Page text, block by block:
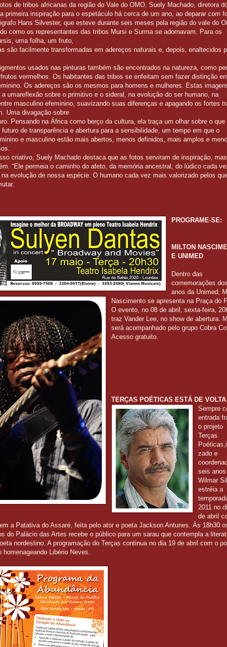
de tribos africanas da região do Vale do OMO. Suely Machado, diretora
primeira inspiração para o espetáculo há cerca de um ano, ao deparar com
Hans Silvester, que esteve durante seis meses pela região do vale do
como os representantes das tribos Mursi e Surma se adornavam. Para os
uma folha, um fruto,
são facilmente transformadas em adereços naturais e, depois, enaltecidos
usados nas pinturas também são encontrados na natureza, como
vermelhos. Os habitantes das tribos se enfeitam sem fazer distinção
Os adereços são os mesmos para homens e mulheres. Estas
umareflexão sobre o primitivo e o sideral, na evolução do ser humano, na
masculino efeminino, suavizando suas diferenças e apagando os fortes
Uma divagação sobre
Pensando na África como berço da cultura, ela traça um olhar sobre o que
de transparência e abertura para a sensibilidade, um tempo em que o
e masculino estão mais abertos, menos definidos, mais amplos e
criativo, Suely Machado destaca que as fotos serviram de inspiração,
“Ele permeia o caminho do afeto, da memória ancestral, do lúdico cada
evolução de nossa espécie. O humano cada vez mais valorizado pelos
PROGRAME-SE:
MILTON
E UNIMED
Dentro das
comemorações
anos da Unimed,
Nascimento se apresenta na Praça do
O evento, no 08 de abril, sexta-feira,
traz Vander Lee, no show de abertura.
será acompanhado pelo grupo Cobra
Acesso gratuito.
TERÇAS POÉTICAS ESTÁ DE VOLTA
Sempre
entrada
o projeto
Terças
zado e
seis anos
Wilmar
estréia a
2011 no
de abril
a Patativa do Assaré, feita pelo ator e poeta Jackson Antunes. Às 18h30
do Palácio das Artes recebe o público para um sarau que contempla a
nordestino. A programação do Terças continua no dia 19 de abril com o
homenageando Libério Neves.